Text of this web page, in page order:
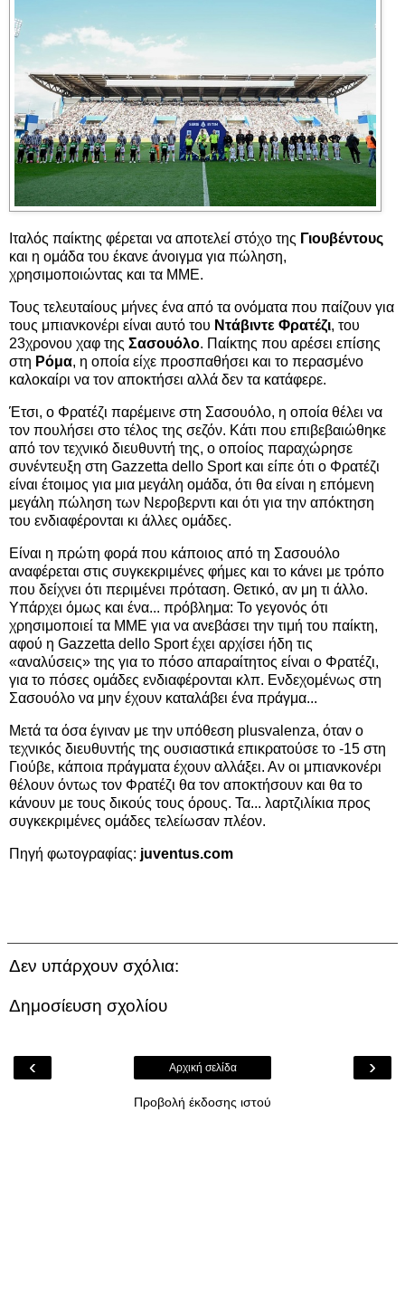
Ιταλός παίκτης φέρεται να αποτελεί στόχο της Γιουβέντους
και η ομάδα του έκανε άνοιγμα για πώληση,
χρησιμοποιώντας και τα ΜΜΕ.
Τους τελευταίους μήνες ένα από τα ονόματα που παίζουν για
τους μπιανκονέρι είναι αυτό του Ντάβιντε Φρατέζι, του
23χρονου χαφ της Σασουόλο. Παίκτης που αρέσει επίσης
στη Ρόμα, η οποία είχε προσπαθήσει και το περασμένο
καλοκαίρι να τον αποκτήσει αλλά δεν τα κατάφερε.
Έτσι, ο Φρατέζι παρέμεινε στη Σασουόλο, η οποία θέλει να
τον πουλήσει στο τέλος της σεζόν. Κάτι που επιβεβαιώθηκε
από τον τεχνικό διευθυντή της, ο οποίος παραχώρησε
συνέντευξη στη Gazzetta dello Sport και είπε ότι ο Φρατέζι
είναι έτοιμος για μια μεγάλη ομάδα, ότι θα είναι η επόμενη
μεγάλη πώληση των Νεροβερντι και ότι για την απόκτηση
του ενδιαφέρονται κι άλλες ομάδες.
Είναι η πρώτη φορά που κάποιος από τη Σασουόλο
αναφέρεται στις συγκεκριμένες φήμες και το κάνει με τρόπο
που δείχνει ότι περιμένει πρόταση. Θετικό, αν μη τι άλλο.
Υπάρχει όμως και ένα... πρόβλημα: Το γεγονός ότι
χρησιμοποιεί τα ΜΜΕ για να ανεβάσει την τιμή του παίκτη,
αφού η Gazzetta dello Sport έχει αρχίσει ήδη τις
«αναλύσεις» της για το πόσο απαραίτητος είναι ο Φρατέζι,
για το πόσες ομάδες ενδιαφέρονται κλπ. Ενδεχομένως στη
Σασουόλο να μην έχουν καταλάβει ένα πράγμα...
Μετά τα όσα έγιναν με την υπόθεση plusvalenza, όταν ο
τεχνικός διευθυντής της ουσιαστικά επικρατούσε το -15 στη
Γιούβε, κάποια πράγματα έχουν αλλάξει. Αν οι μπιανκονέρι
θέλουν όντως τον Φρατέζι θα τον αποκτήσουν και θα το
κάνουν με τους δικούς τους όρους. Τα... λαρτζιλίκια προς
συγκεκριμένες ομάδες τελείωσαν πλέον.
Πηγή φωτογραφίας: juventus.com
Δεν υπάρχουν σχόλια:
Δημοσίευση σχολίου
‹ ›
Αρχική σελίδα
Προβολή έκδοσης ιστού